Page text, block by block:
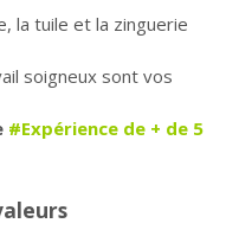
la tuile et la zinguerie
soigneux sont vos
#Expérience de + de 5